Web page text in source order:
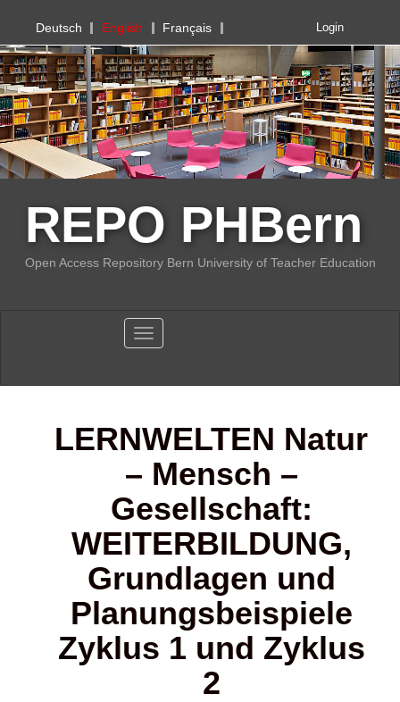
PHBern
Deutsch English Français Login
REPO PHBern
Open Access Repository Bern University of Teacher Education
Toggle navigation
LERNWELTEN Natur
– Mensch –
Gesellschaft:
WEITERBILDUNG,
Grundlagen und
Planungsbeispiele
Zyklus 1 und Zyklus
2